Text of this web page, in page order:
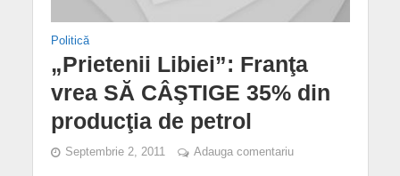
Politică
„Prietenii Libiei”: Franţa
vrea SĂ CÂŞTIGE 35% din
producţia de petrol
Septembrie 2, 2011 Adauga comentariu